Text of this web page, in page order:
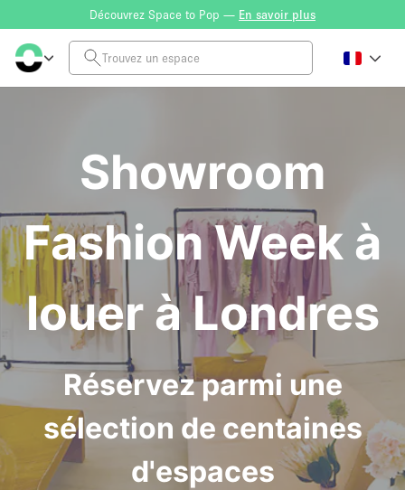
Découvrez Space to Pop — En savoir plus
Showroom
Fashion Week à
louer à Londres
Réservez parmi une
sélection de centaines
d'espaces